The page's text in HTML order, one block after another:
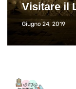
Visitare il
Giugno 24, 2019